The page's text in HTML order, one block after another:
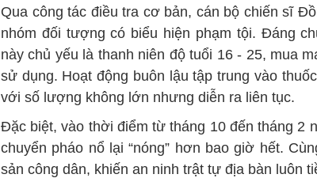
Qua công tác điều tra cơ bản, cán bộ chiến sĩ
nhóm đối tượng có biểu hiện phạm tội. Đáng
này chủ yếu là thanh niên độ tuổi 16 - 25, mua
sử dụng. Hoạt động buôn lậu tập trung vào
với số lượng không lớn nhưng diễn ra liên tục.
Đặc biệt, vào thời điểm từ tháng 10 đến tháng 2
chuyển pháo nổ lại “nóng” hơn bao giờ hết.
sản công dân, khiến an ninh trật tự địa bàn luôn